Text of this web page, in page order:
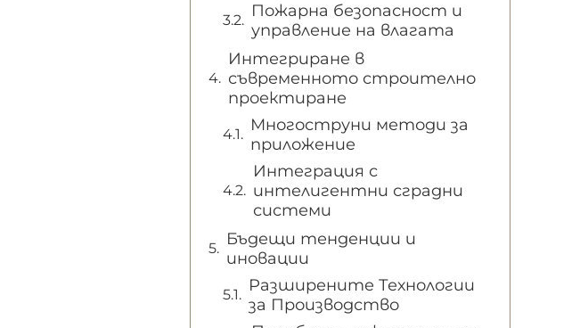
Пожарна безопасност и
управление на влагата
Интегриране в
съвременното строително
проектиране
Многоструни методи за
приложение
Интеграция с
интелигентни сградни
системи
Бъдещи тенденции и
иновации
Разширените Технологии
за Производство